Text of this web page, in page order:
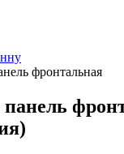
фронтальная